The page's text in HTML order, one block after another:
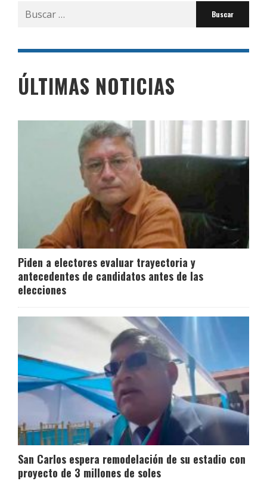
Buscar
por:
ÚLTIMAS NOTICIAS
Piden a electores evaluar trayectoria y
antecedentes de candidatos antes de las
elecciones
San Carlos espera remodelación de su estadio con
proyecto de 3 millones de soles